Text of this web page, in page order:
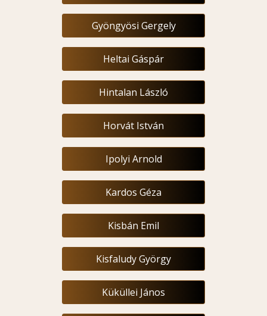
Gyöngyösi Gergely
Heltai Gáspár
Hintalan László
Horvát István
Ipolyi Arnold
Kardos Géza
Kisbán Emil
Kisfaludy György
Küküllei János